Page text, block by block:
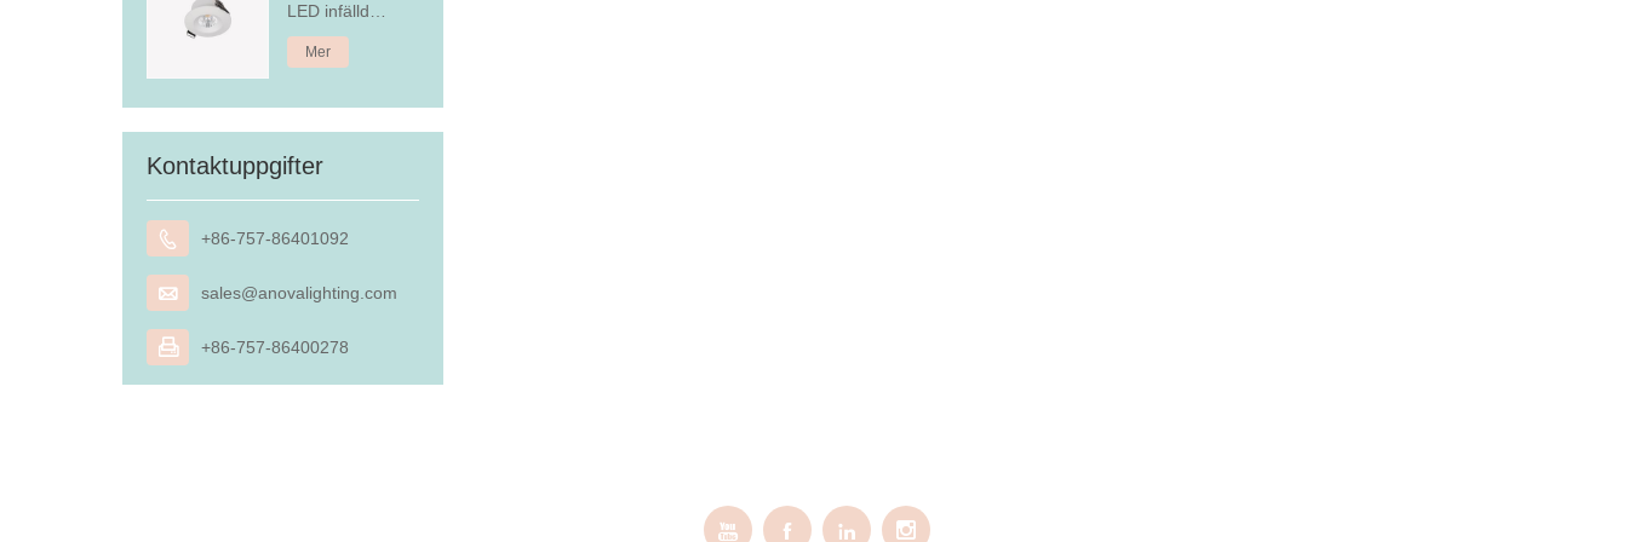
LED infälld
nedljus
Mer
Kontaktuppgifter
 +86-757-86401092
 sales@anovalighting.com
 +86-757-86400278
   